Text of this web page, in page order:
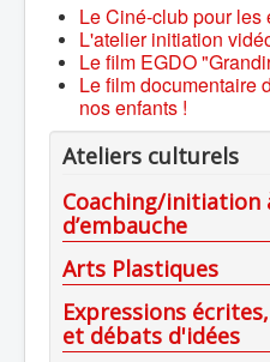
Le Ciné-club pour les
L'atelier initiation
Le film EGDO
Le film documentaire
nos enfants !
Ateliers culturels
Coaching/initiation
d’embauche
Arts Plastiques
Expressions
et débats d'idées